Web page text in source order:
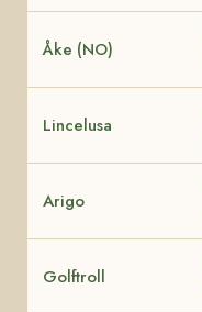
Åke (NO)
Lincelusa
Arigo
Golftroll